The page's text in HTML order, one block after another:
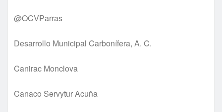
@OCVParras
Desarrollo Municipal Carbonífera, A. C.
Canirac Monclova
Canaco Servytur Acuña